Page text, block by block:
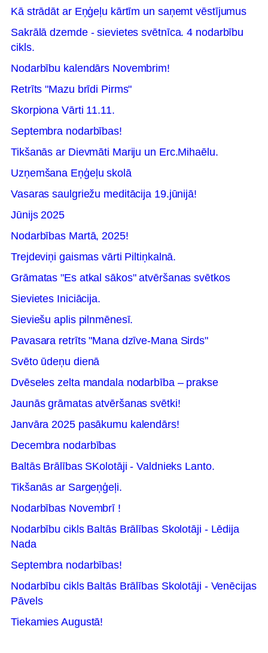
Kā strādāt ar Eņģeļu kārtīm un saņemt vēstījumus
Sakrālā dzemde - sievietes svētnīca. 4 nodarbību
cikls.
Nodarbību kalendārs Novembrim!
Retrīts "Mazu brīdi Pirms"
Skorpiona Vārti 11.11.
Septembra nodarbības!
Tikšanās ar Dievmāti Mariju un Erc.Mihaēlu.
Uzņemšana Eņģeļu skolā
Vasaras saulgriežu meditācija 19.jūnijā!
Jūnijs 2025
Nodarbības Martā, 2025!
Trejdeviņi gaismas vārti Piltiņkalnā.
Grāmatas "Es atkal sākos" atvēršanas svētkos
Sievietes Iniciācija.
Sieviešu aplis pilnmēnesī.
Pavasara retrīts "Mana dzīve-Mana Sirds"
Svēto ūdeņu dienā
Dvēseles zelta mandala nodarbība – prakse
Jaunās grāmatas atvēršanas svētki!
Janvāra 2025 pasākumu kalendārs!
Decembra nodarbības
Baltās Brālības SKolotāji - Valdnieks Lanto.
Tikšanās ar Sargeņģeļi.
Nodarbības Novembrī !
Nodarbību cikls Baltās Brālības Skolotāji - Lēdija
Nada
Septembra nodarbības!
Nodarbību cikls Baltās Brālības Skolotāji - Venēcijas
Pāvels
Tiekamies Augustā!